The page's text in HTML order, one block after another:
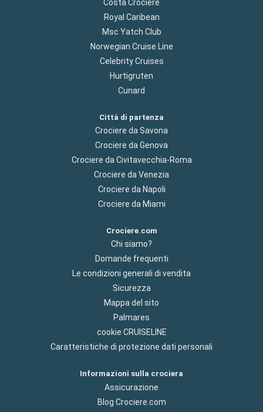
Costa Crociere
Royal Caribean
Msc Yatch Club
Norwegian Cruise Line
Celebrity Cruises
Hurtigruten
Cunard
Città di partenza
Crociere da Savona
Crociere da Genova
Crociere da Civitavecchia-Roma
Crociere da Venezia
Crociere da Napoli
Crociere da Miami
Crociere.com
Chi siamo?
Domande frequenti
Le condizioni generali di vendita
Sicurezza
Mappa del sito
Palmares
cookie CRUISELINE
Caratteristiche di protezione dati personali
Informazioni sulla crociera
Assicurazione
Blog Crociere.com